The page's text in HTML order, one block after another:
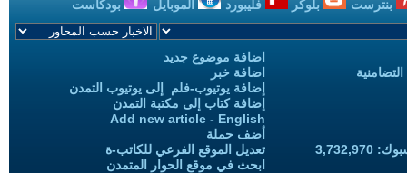
بنترست بلوكر فليبورد الموبايل بودكاست
اضافة موضوع جديد
اضافة خبر
إضافة يوتيوب-فلم إلى يوتيوب التمدن
إضافة كتاب إلى مكتبة التمدن
Add new article - English
أضف حملة
تعديل الموقع الفرعي للكاتب-ة
ابحث في موقع الحوار المتمدن